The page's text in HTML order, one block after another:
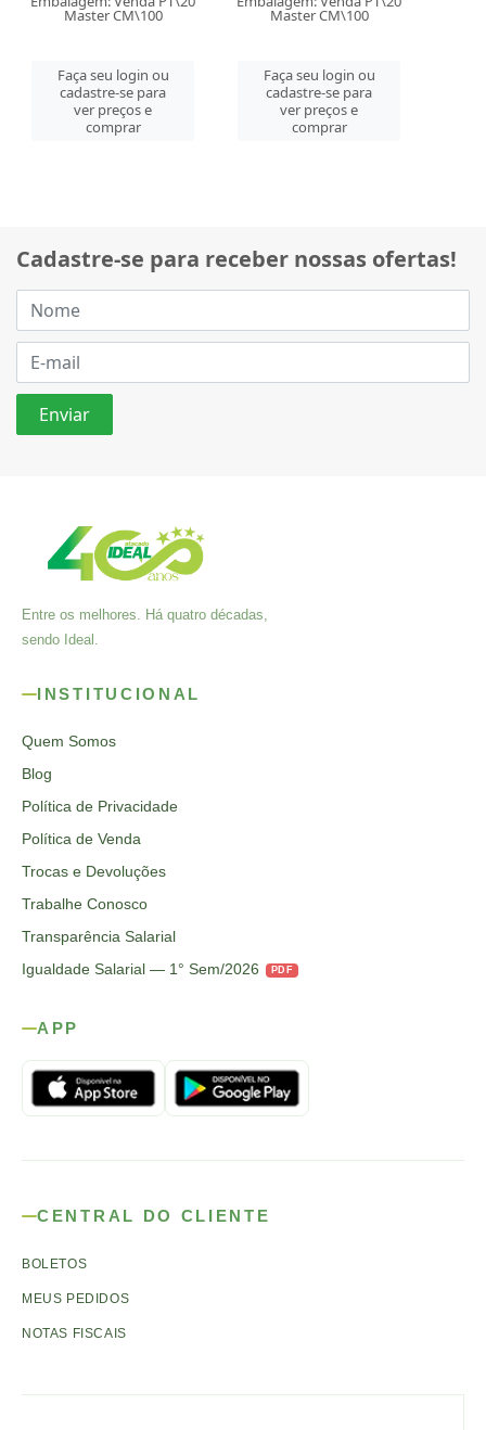
Master CM\100
Faça seu login ou
cadastre-se para
ver preços e
comprar
Master CM\100
Faça seu login ou
cadastre-se para
ver preços e
comprar
Cadastre-se para receber nossas ofertas!
Entre os melhores. Há quatro décadas,
sendo Ideal.
INSTITUCIONAL
Quem Somos
Blog
Política de Privacidade
Política de Venda
Trocas e Devoluções
Trabalhe Conosco
Transparência Salarial
Igualdade Salarial — 1° Sem/2026
PDF
APP
CENTRAL DO CLIENTE
BOLETOS
MEUS PEDIDOS
NOTAS FISCAIS